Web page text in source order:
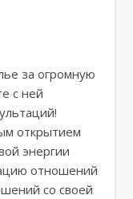
за огромную
с ней
открытием
энергии
отношений
со своей